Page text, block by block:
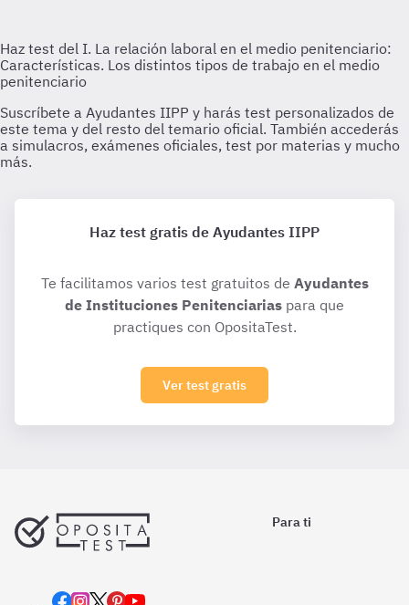
Haz test gratis de Ayudantes IIPP
Te facilitamos varios test gratuitos de Ayudantes
de Instituciones Penitenciarias para que
practiques con OpositaTest.
Ver test gratis
Para ti